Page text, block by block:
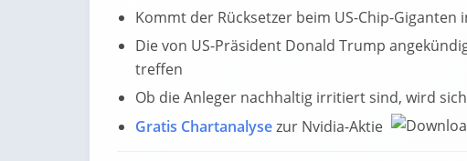
Kommt der Rücksetzer beim US-Chip-
Die von US-Präsident Donald Trump
treffen
Ob die Anleger nachhaltig irritiert sind, wird
Gratis Chartanalysezur Nvidia-Aktie